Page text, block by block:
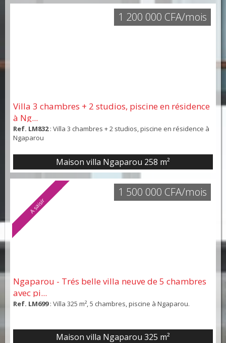
Villa 3 chambres + 2 studios, piscine en résidence
à Ng...
Ref. LM832: Villa 3 chambres + 2 studios, piscine en résidence à
Ngaparou
Maison villa Ngaparou 258 m²
1 200 000 CFA/mois
A saisir
Ngaparou - Trés belle villa neuve de 5 chambres
avec pi...
Ref. LM699: Villa 325 m², 5 chambres, piscine à Ngaparou.
Maison villa Ngaparou 325 m²
1 500 000 CFA/mois